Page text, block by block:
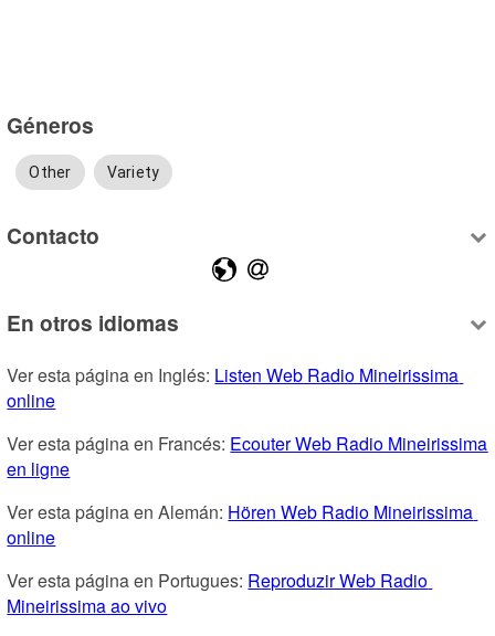
Géneros
Other Variety
Contacto
En otros idiomas
Ver esta página en Inglés: Listen Web Radio Mineirissima
online
Ver esta página en Francés: Ecouter Web Radio Mineirissima
en ligne
Ver esta página en Alemán: Hören Web Radio Mineirissima
online
Ver esta página en Portugues: Reproduzir Web Radio
Mineirissima ao vivo